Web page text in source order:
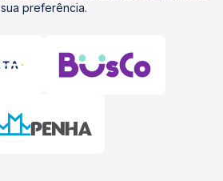
sua preferência.